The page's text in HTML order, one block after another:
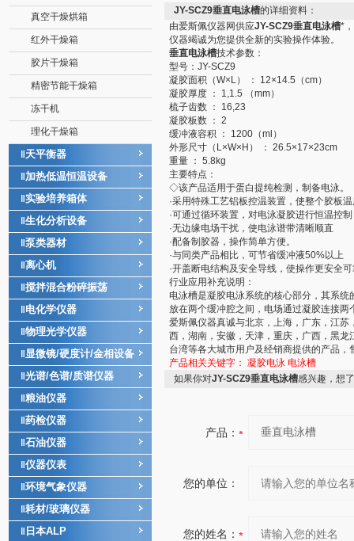
真空干燥烘箱
红外干燥箱
胶片干燥箱
精密节能干燥箱
冻干机
理化干燥箱
天平衡器
加热低温恒温设备
实验培养箱体
生化分析设备
泵类器材
离心机
搅拌混合粉碎振荡
电化学仪器
物理光学仪器
显微镜/硬度计/金相设备
光谱/色谱/质谱仪器
粮油仪器
药检仪器
石油仪器
仪器仪表
环境气象仪器
耗材/玻璃仪器
日本ALP
JY-SCZ9垂直电泳槽的详细资料：
由爱斯佩仪器网供应JY-SCZ9垂直电泳槽*
仪器竭诚为您提供全新的实验操作体验。
垂直电泳槽技术参数：
型号：JY-SCZ9
凝胶面积（W×L） ： 12×14.5（cm）
凝胶厚度 ： 1,1.5 （mm）
梳子齿数 ： 16,23
凝胶板数 ： 2
缓冲液容积 ： 1200（ml）
外形尺寸（L×W×H） ： 26.5×17×23cm
重量 ： 5.8kg
主要特点：
◇该产品适用于蛋白提纯检测，制备电泳。
·采用特殊工艺铝板控温装置，使整个胶板
·可通过循环装置，对电泳凝胶进行恒温控制
·无边缘电场干扰，使电泳谱带清晰顺直
·配备制胶器，操作简单方便。
·与同类产品相比，可节省缓冲液50%以上
·开盖断电结构及安全导线，使操作更安全
行业应用补充说明：
电泳槽是凝胶电泳系统的核心部分，其系
放在两个缓冲腔之间，电场通过凝胶连接两
爱斯佩仪器真诚与北京，上海，广东，江
西，湖南，安徽，天津，重庆，广西，黑
台湾等各大城市用户及经销商提供的产品，
产品相关关键字： 凝胶电泳 电泳槽
如果你对JY-SCZ9垂直电泳槽感兴趣，想
产品：
您的单位：
您的姓名：